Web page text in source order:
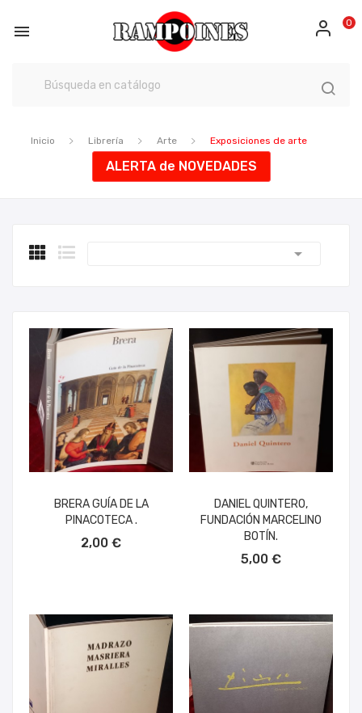
 0
Inicio Librería Arte Exposiciones de arte
ALERTA de NOVEDADES

BRERA GUÍA DE LA
PINACOTECA .
2,00 €
DANIEL QUINTERO,
FUNDACIÓN MARCELINO
BOTÍN.
5,00 €